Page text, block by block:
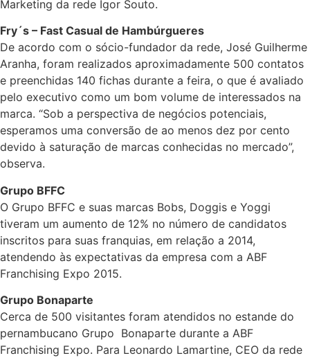
Marketing da rede Igor Souto.
Fry´s – Fast Casual de Hambúrgueres
De acordo com o sócio-fundador da rede, José Guilherme
Aranha, foram realizados aproximadamente 500 contatos
e preenchidas 140 fichas durante a feira, o que é avaliado
pelo executivo como um bom volume de interessados na
marca. “Sob a perspectiva de negócios potenciais,
esperamos uma conversão de ao menos dez por cento
devido à saturação de marcas conhecidas no mercado”,
observa.
Grupo BFFC
O Grupo BFFC e suas marcas Bobs, Doggis e Yoggi
tiveram um aumento de 12% no número de candidatos
inscritos para suas franquias, em relação a 2014,
atendendo às expectativas da empresa com a ABF
Franchising Expo 2015.
Grupo Bonaparte
Cerca de 500 visitantes foram atendidos no estande do
pernambucano Grupo Bonaparte durante a ABF
Franchising Expo. Para Leonardo Lamartine, CEO da rede